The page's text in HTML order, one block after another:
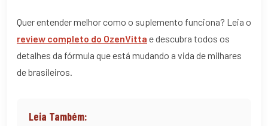
Quer entender melhor como o suplemento funciona? Leia o
review completo do OzenVitta e descubra todos os
detalhes da fórmula que está mudando a vida de milhares
de brasileiros.
Leia Também: